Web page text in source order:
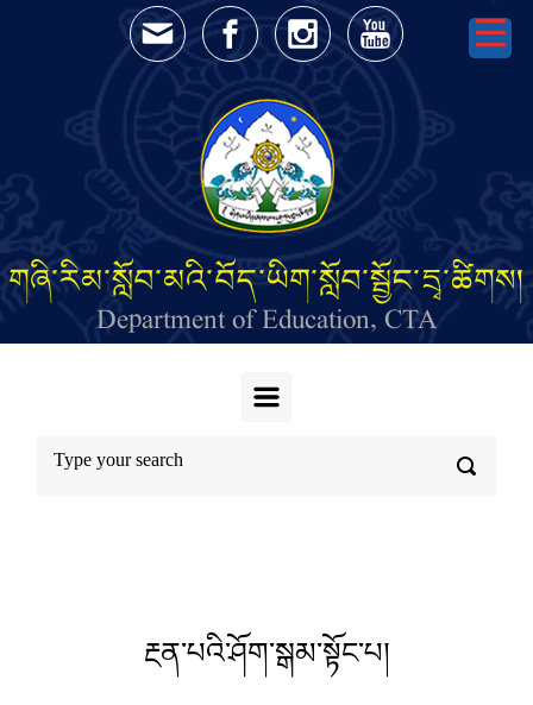
Skip to main content
གཞི་རིམ་སློབ་མའི་བོད་ཡིག་སློབ་སྦྱོང་དྲྭ་ཚིགས།
Department of Education, CTA
རྔན་པའི་ཤོག་སྒམ་སྟོང་པ།